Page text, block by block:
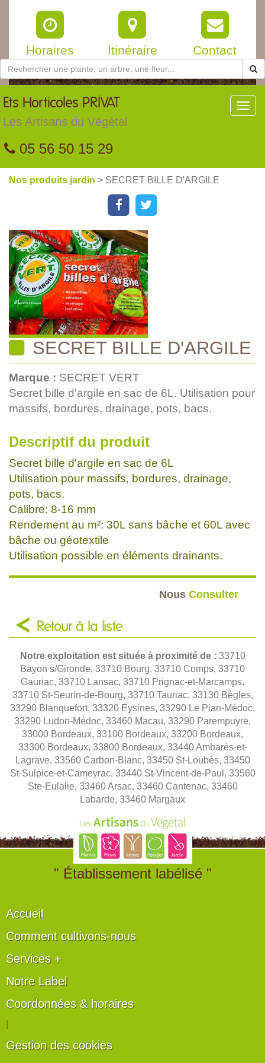
Horaires Itinéraire Contact
Ets Horticoles PRIVAT
Les Artisans du Végétal
05 56 50 15 29
Nos produits jardin > SECRET BILLE D'ARGILE
SECRET BILLE D'ARGILE
Marque : SECRET VERT
Secret bille d'argile en sac de 6L. Utilisation pour
massifs, bordures, drainage, pots, bacs.
Descriptif du produit
Secret bille d'argile en sac de 6L
Utilisation pour massifs, bordures, drainage,
pots, bacs.
Calibre: 8-16 mm
Rendement au m²: 30L sans bâche et 60L avec
bâche ou géotextile
Utilisation possible en éléments drainants.
Nous Consulter
Retour à la liste
Notre exploitation est située à proximité de : 33710
Bayon s/Gironde, 33710 Bourg, 33710 Comps, 33710
Gauriac, 33710 Lansac, 33710 Prignac-et-Marcamps,
33710 St-Seurin-de-Bourg, 33710 Tauriac, 33130 Bègles,
33290 Blanquefort, 33320 Eysines, 33290 Le Pian-Médoc,
33290 Ludon-Médoc, 33460 Macau, 33290 Parempuyre,
33000 Bordeaux, 33100 Bordeaux, 33200 Bordeaux,
33300 Bordeaux, 33800 Bordeaux, 33440 Ambarès-et-
Lagrave, 33560 Carbon-Blanc, 33450 St-Loubès, 33450
St-Sulpice-et-Cameyrac, 33440 St-Vincent-de-Paul, 33560
Ste-Eulalie, 33460 Arsac, 33460 Cantenac, 33460
Labarde, 33460 Margaux
" Établissement labélisé "
Accueil
Comment cultivons-nous
Services +
Notre Label
Coordonnées & horaires
Gestion des cookies